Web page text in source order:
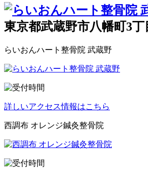
東京都武蔵野市八幡町3丁
らいおんハート整骨院 武蔵野
詳しいアクセス情報はこちら
西調布 オレンジ鍼灸整骨院